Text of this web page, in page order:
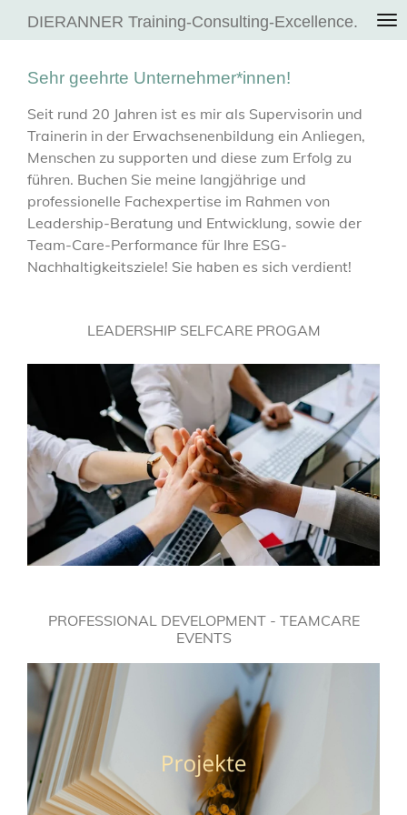
Zum
Hauptinhalt
DIERANNER Training-Consulting-Excellence.
Sehr geehrte Unternehmer*innen!
Seit rund 20 Jahren ist es mir als Supervisorin und
Trainerin in der Erwachsenenbildung ein Anliegen,
Menschen zu supporten und diese zum Erfolg zu
führen. Buchen Sie meine langjährige und
professionelle Fachexpertise im Rahmen von
Leadership-Beratung und Entwicklung, sowie der
Team-Care-Performance für Ihre ESG-
Nachhaltigkeitsziele! Sie haben es sich verdient!
LEADERSHIP SELFCARE PROGAM
PROFESSIONAL DEVELOPMENT - TEAMCARE
EVENTS